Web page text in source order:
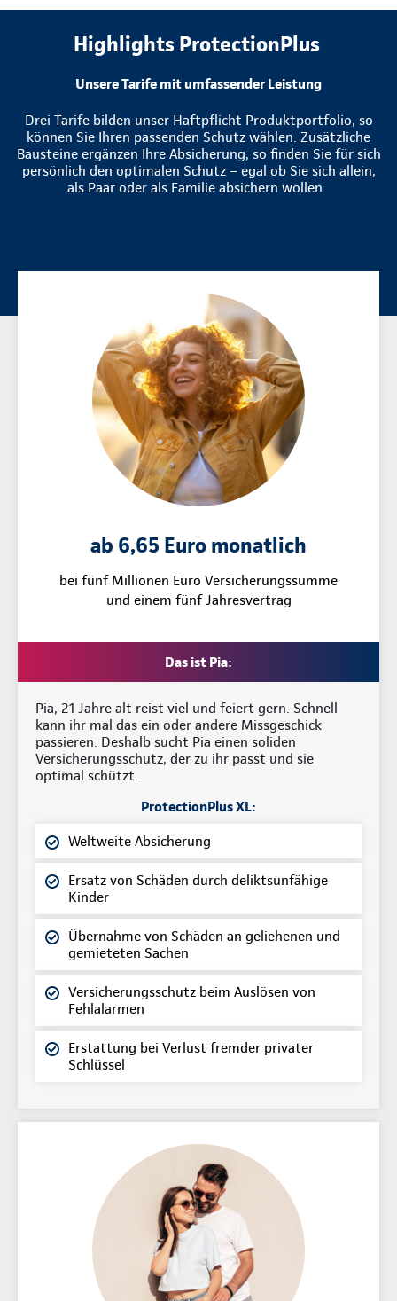
Highlights ProtectionPlus
Unsere Tarife mit umfassender Leistung
Drei Tarife bilden unser Haftpflicht Produktportfolio, so
können Sie Ihren passenden Schutz wählen. Zusätzliche
Bausteine ergänzen Ihre Absicherung, so finden Sie für sich
persönlich den optimalen Schutz – egal ob Sie sich allein,
als Paar oder als Familie absichern wollen.
ab 6,65 Euro monatlich
bei fünf Millionen Euro Versicherungssumme
und einem fünf Jahresvertrag
Das ist Pia:
Pia, 21 Jahre alt reist viel und feiert gern. Schnell
kann ihr mal das ein oder andere Missgeschick
passieren. Deshalb sucht Pia einen soliden
Versicherungsschutz, der zu ihr passt und sie
optimal schützt.
ProtectionPlus XL:
Weltweite Absicherung
Ersatz von Schäden durch deliktsunfähige
Kinder
Übernahme von Schäden an geliehenen und
gemieteten Sachen
Versicherungsschutz beim Auslösen von
Fehlalarmen
Erstattung bei Verlust fremder privater
Schlüssel